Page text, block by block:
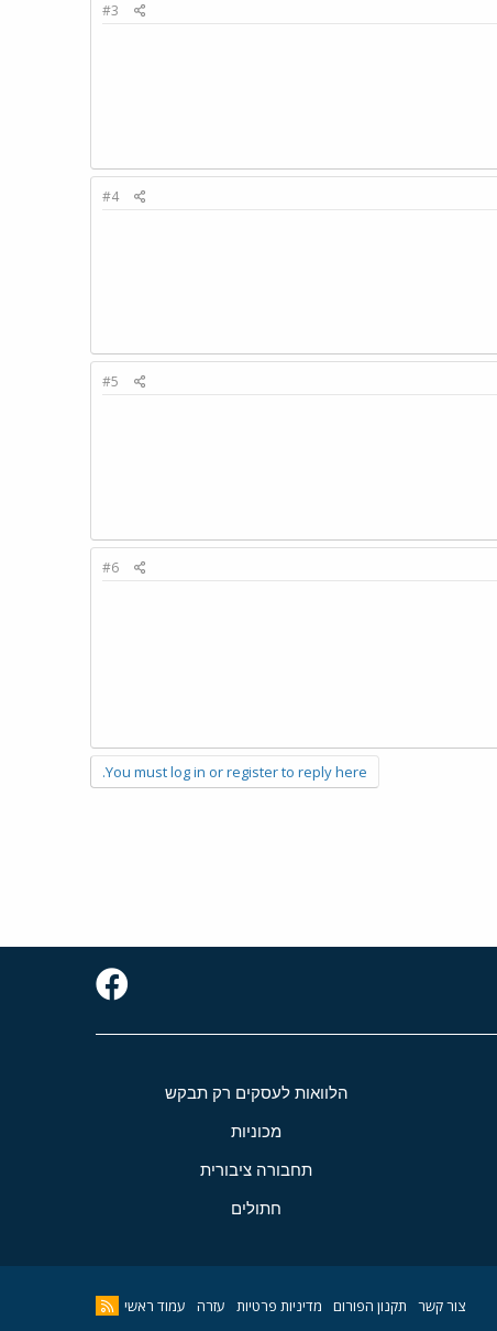
#3
#4
#5
#6
You must log in or register to reply here.
הלוואות לעסקים רק תבקש
מכוניות
תחבורה ציבורית
חתולים
צור קשר תקנון הפורום מדיניות פרטיות עזרה עמוד ראשי